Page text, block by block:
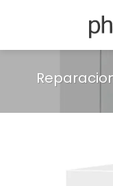
content